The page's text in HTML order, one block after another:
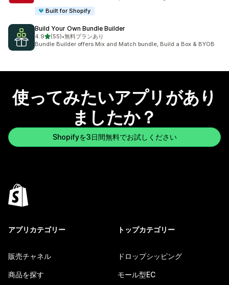
Built for Shopify
Build Your Own Bundle Builder
4.95つ星中
(55)
合計レビュー数：55件
•無料プランあり
Bundle Builder offers Mix and Match bundle, Build a Box & BYOB
使ってみたいアプリがあり
ましたか？
Shopifyを3日間無料でお試しください
アプリカテゴリー
販売チャネル
商品を探す
トップカテゴリー
ドロップシッピング
モール型EC